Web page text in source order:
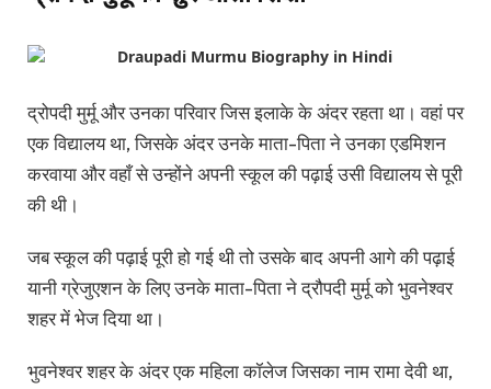
द्रोपदी मुर्मू और उनका परिवार जिस इलाके के अंदर रहता था। वहां पर
एक विद्यालय था, जिसके अंदर उनके माता-पिता ने उनका एडमिशन
करवाया और वहाँ से उन्होंने अपनी स्कूल की पढ़ाई उसी विद्यालय से पूरी
की थी।
जब स्कूल की पढ़ाई पूरी हो गई थी तो उसके बाद अपनी आगे की पढ़ाई
यानी ग्रेजुएशन के लिए उनके माता-पिता ने द्रौपदी मुर्मू को भुवनेश्वर
शहर में भेज दिया था।
भुवनेश्वर शहर के अंदर एक महिला कॉलेज जिसका नाम रामा देवी था,